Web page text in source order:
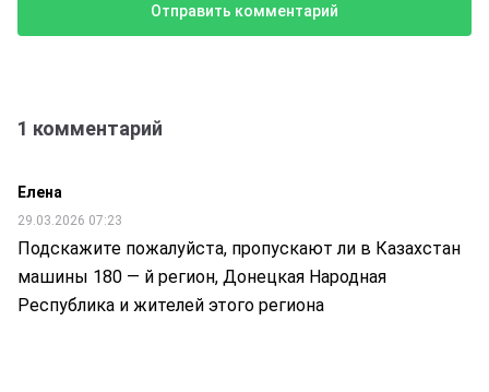
1 комментарий
Елена
29.03.2026 07:23
Подскажите пожалуйста, пропускают ли в Казахстан
машины 180 — й регион, Донецкая Народная
Республика и жителей этого региона